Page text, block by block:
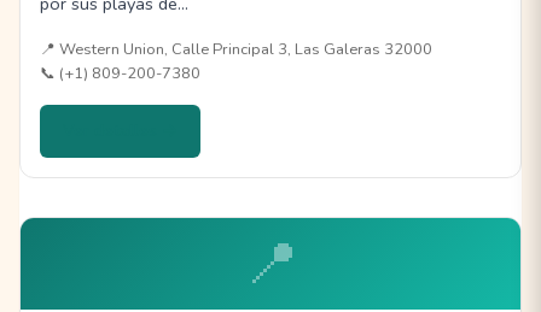
📍 Western Union, Calle Principal 3, Las Galeras 32000
📞 (+1) 809-200-7380
📍